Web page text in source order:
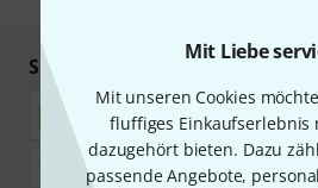
Mit Liebe
Mit unseren Cookies
fluffiges Einkaufserlebnis
dazugehört bieten. Dazu
passende Angebote,
Sicher einkaufen & bezahlen